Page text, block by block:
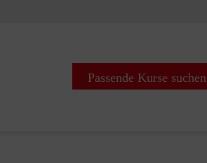
Passende Kurse suchen